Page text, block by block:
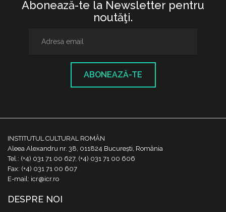
Abonează-te la Newsletter pentru
noutăţi.
ABONEAZĂ-TE
INSTITUTUL CULTURAL ROMÂN
Aleea Alexandru nr. 38, 011824 București, România
Tel.: (+4) 031 71 00 627, (+4) 031 71 00 606
Fax: (+4) 031 71 00 607
E-mail: icr@icr.ro
DESPRE NOI